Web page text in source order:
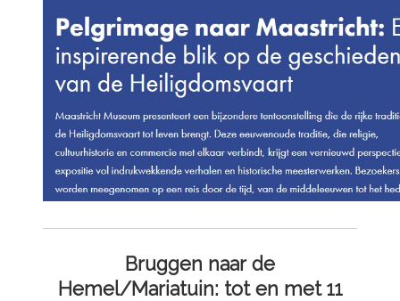
Bruggen naar de
Hemel/Mariatuin: tot en met 11